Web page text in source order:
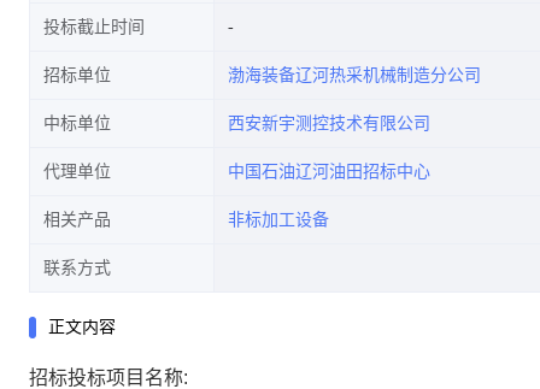
投标截止时间
招标单位 渤海装备辽河热采机械制造分公司
中标单位 西安新宇测控技术有限公司
代理单位 中国石油辽河油田招标中心
相关产品 非标加工设备
联系方式
正文内容
招标投标项目名称: